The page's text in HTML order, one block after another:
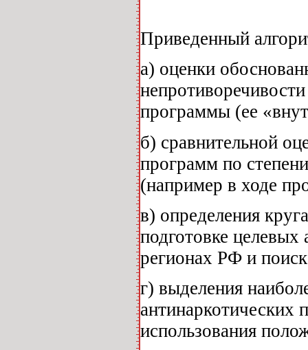
Приведенный
а) оценки
программы (ее
б) сравнительной
программ по
(например в ходе
в) определения
подготовке
регионах РФ и
г) выделения
использования